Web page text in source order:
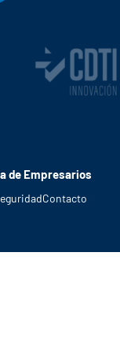
de Empresarios
Contacto